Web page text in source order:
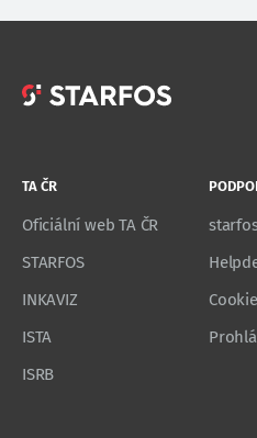
TA ČR
Oficiální web TA ČR
STARFOS
INKAVIZ
ISTA
ISRB